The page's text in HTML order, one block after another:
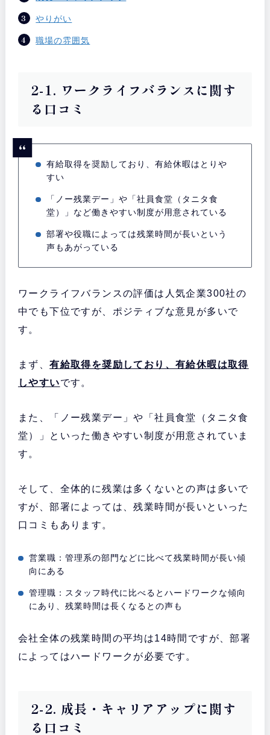
やりがい
職場の雰囲気
2-1. ワークライフバランスに関す
る口コミ
有給取得を奨励しており、有給休暇はとりや
すい
「ノー残業デー」や「社員食堂（タニタ食
堂）」など働きやすい制度が用意されている
部署や役職によっては残業時間が長いという
声もあがっている
ワークライフバランスの評価は人気企業300社の
中でも下位ですが、ポジティブな意見が多いで
す。
まず、有給取得を奨励しており、有給休暇は取得
しやすいです。
また、「ノー残業デー」や「社員食堂（タニタ食
堂）」といった働きやすい制度が用意されていま
す。
そして、全体的に残業は多くないとの声は多いで
すが、部署によっては、残業時間が長いといった
口コミもあります。
営業職：管理系の部門などに比べて残業時間が長い傾
向にある
管理職：スタッフ時代に比べるとハードワークな傾向
にあり、残業時間は長くなるとの声も
会社全体の残業時間の平均は14時間ですが、部署
によってはハードワークが必要です。
2-2. 成長・キャリアアップに関す
る口コミ